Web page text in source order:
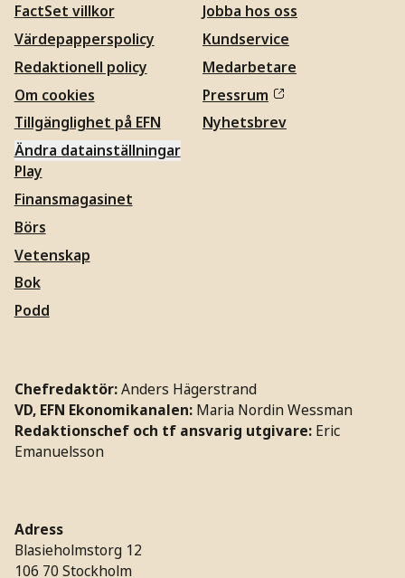
FactSet villkor
Värdepapperspolicy
Redaktionell policy
Om cookies
Tillgänglighet på EFN
Ändra datainställningar
Jobba hos oss
Kundservice
Medarbetare
Pressrum
Nyhetsbrev
Play
Finansmagasinet
Börs
Vetenskap
Bok
Podd
Chefredaktör:Anders Hägerstrand
VD, EFN Ekonomikanalen: Maria Nordin Wessman
Redaktionschef och tf ansvarig utgivare: Eric
Emanuelsson
Adress
Blasieholmstorg 12
106 70 Stockholm